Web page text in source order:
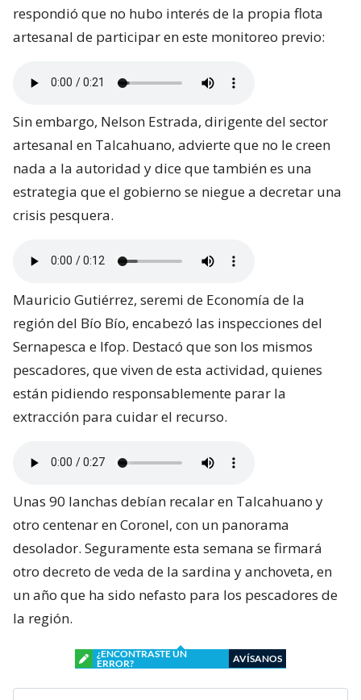
respondió que no hubo interés de la propia flota
artesanal de participar en este monitoreo previo:
Sin embargo, Nelson Estrada, dirigente del sector
artesanal en Talcahuano, advierte que no le creen
nada a la autoridad y dice que también es una
estrategia que el gobierno se niegue a decretar una
crisis pesquera.
Mauricio Gutiérrez, seremi de Economía de la
región del Bío Bío, encabezó las inspecciones del
Sernapesca e Ifop. Destacó que son los mismos
pescadores, que viven de esta actividad, quienes
están pidiendo responsablemente parar la
extracción para cuidar el recurso.
Unas 90 lanchas debían recalar en Talcahuano y
otro centenar en Coronel, con un panorama
desolador. Seguramente esta semana se firmará
otro decreto de veda de la sardina y anchoveta, en
un año que ha sido nefasto para los pescadores de
la región.
¿ENCONTRASTE UN
ERROR?
AVÍSANOS